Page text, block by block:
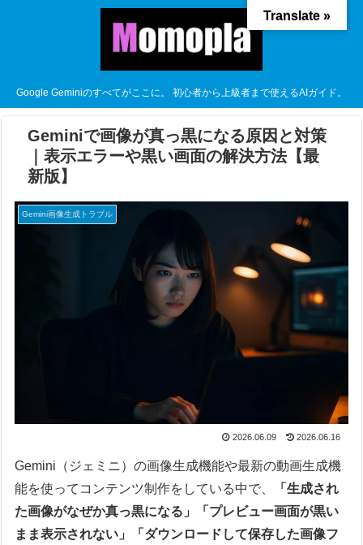
Google Geminiのすべてがここに。 初心者から上級者まで使えるAIガイド。
Geminiで画像が真っ黒になる原因と対策
｜表示エラーや黒い画面の解決方法【最
新版】
Gemini画像生成トラブル
2026.06.09 2026.06.16
Gemini（ジェミニ）の画像生成機能や最新の動画生成機
能を使ってコンテンツ制作をしている中で、
「生成され
た画像がなぜか真っ黒になる」「プレビュー画面が黒い
まま表示されない」「ダウンロードして保存した画像フ
Translate »